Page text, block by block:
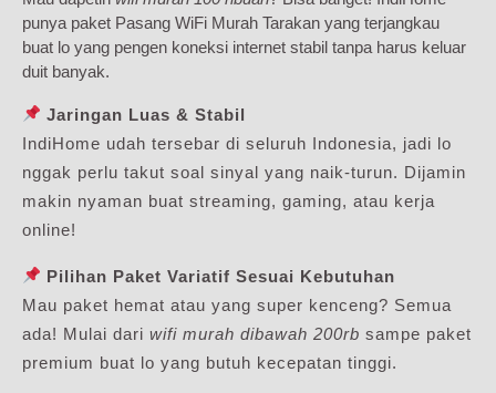
punya paket Pasang WiFi Murah Tarakan yang terjangkau
buat lo yang pengen koneksi internet stabil tanpa harus keluar
duit banyak.
Jaringan Luas & Stabil
IndiHome udah tersebar di seluruh Indonesia, jadi lo
nggak perlu takut soal sinyal yang naik-turun. Dijamin
makin nyaman buat streaming, gaming, atau kerja
online!
Pilihan Paket Variatif Sesuai Kebutuhan
Mau paket hemat atau yang super kenceng? Semua
ada! Mulai dari wifi murah dibawah 200rb sampe paket
premium buat lo yang butuh kecepatan tinggi.